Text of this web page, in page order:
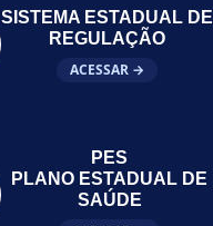
SISTEMA ESTADUAL DE
REGULAÇÃO
ACESSAR →
PES
PLANO ESTADUAL DE
SAÚDE